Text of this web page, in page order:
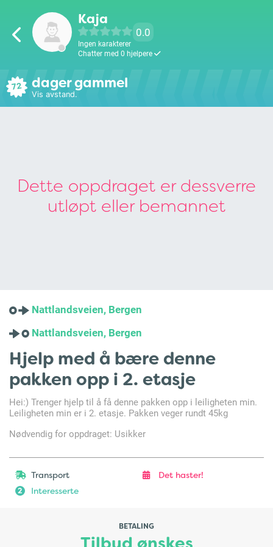
Kaja
0.0
Ingen karakterer
Chatter med 0 hjelpere
72 dager gammel
Vis avstand.
Dette oppdraget er dessverre
utløpt eller bemannet
Nattlandsveien, Bergen
Nattlandsveien, Bergen
Hjelp med å bære denne
pakken opp i 2. etasje
Hei:) Trenger hjelp til å få denne pakken opp i leiligheten min.
Leiligheten min er i 2. etasje. Pakken veger rundt 45kg
Nødvendig for oppdraget: Usikker
Transport Det haster!
2 Interesserte
BETALING